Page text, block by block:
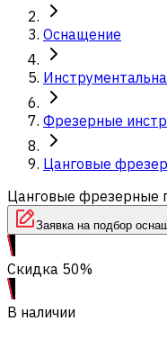
Оснащение
Фрезерные
Цанговые
Цанговые фрезерные
Заявка на подбор
Скидка 50%
В наличии